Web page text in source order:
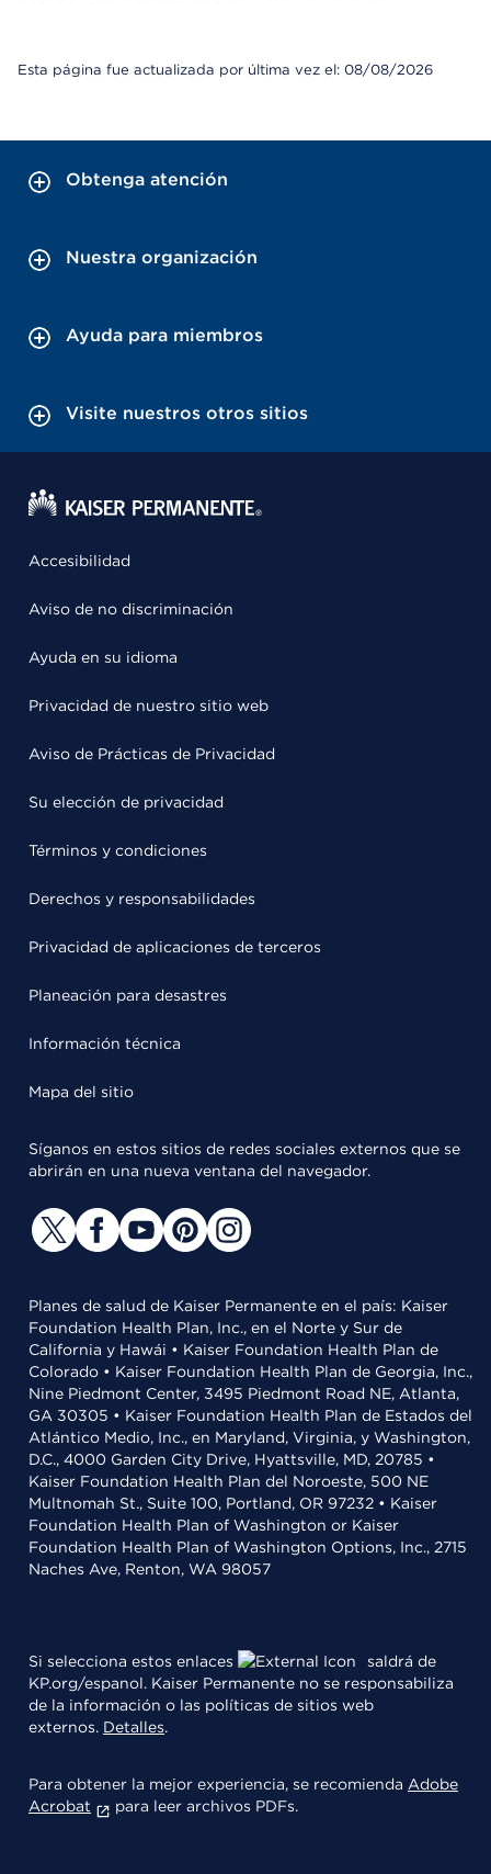
Esta página fue actualizada por última vez el: 08/08/2026
Obtenga atención
Nuestra organización
Ayuda para miembros
Visite nuestros otros sitios
Accesibilidad
Aviso de no discriminación
Ayuda en su idioma
Privacidad de nuestro sitio web
Aviso de Prácticas de Privacidad
Su elección de privacidad
Términos y condiciones
Derechos y responsabilidades
Privacidad de aplicaciones de terceros
Planeación para desastres
Información técnica
Mapa del sitio
Síganos en estos sitios de redes sociales externos que se
abrirán en una nueva ventana del navegador.
Planes de salud de Kaiser Permanente en el país: Kaiser
Foundation Health Plan, Inc., en el Norte y Sur de
California y Hawái • Kaiser Foundation Health Plan de
Colorado • Kaiser Foundation Health Plan de Georgia, Inc.,
Nine Piedmont Center, 3495 Piedmont Road NE, Atlanta,
GA 30305 • Kaiser Foundation Health Plan de Estados del
Atlántico Medio, Inc., en Maryland, Virginia, y Washington,
D.C., 4000 Garden City Drive, Hyattsville, MD, 20785 •
Kaiser Foundation Health Plan del Noroeste, 500 NE
Multnomah St., Suite 100, Portland, OR 97232 • Kaiser
Foundation Health Plan of Washington or Kaiser
Foundation Health Plan of Washington Options, Inc., 2715
Naches Ave, Renton, WA 98057
Si selecciona estos enlaces
saldrá de
KP.org/espanol. Kaiser Permanente no se responsabiliza
de la información o las políticas de sitios web
externos. Detalles.
Para obtener la mejor experiencia, se recomienda Adobe
Acrobat
para leer archivos PDFs.